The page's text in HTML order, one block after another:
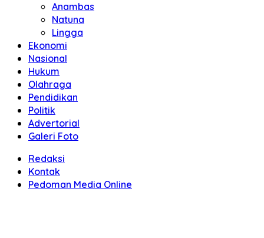
Anambas
Natuna
Lingga
Ekonomi
Nasional
Hukum
Olahraga
Pendidikan
Politik
Advertorial
Galeri Foto
Redaksi
Kontak
Pedoman Media Online